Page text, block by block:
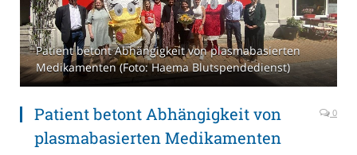
Patient betont Abhängigkeit von plasmabasierten
Medikamenten (Foto: Haema Blutspendedienst)
Patient betont Abhängigkeit von
plasmabasierten Medikamenten
0